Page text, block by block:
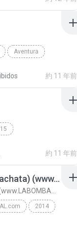
Aventura
約 11 年前
約 11 年前
Loco Paranoico (Version Bachata) (www.LABOMBAMUSICAL.com)
2014